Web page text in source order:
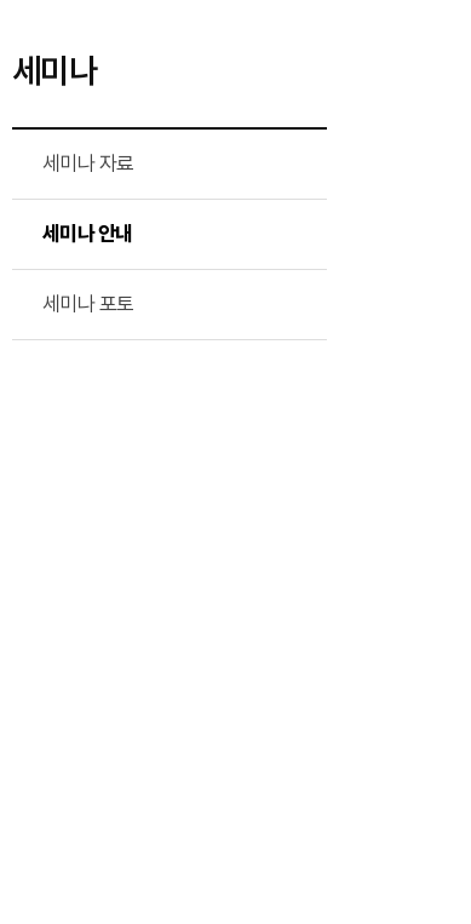
세미나
세미나 자료
세미나 안내
세미나 포토